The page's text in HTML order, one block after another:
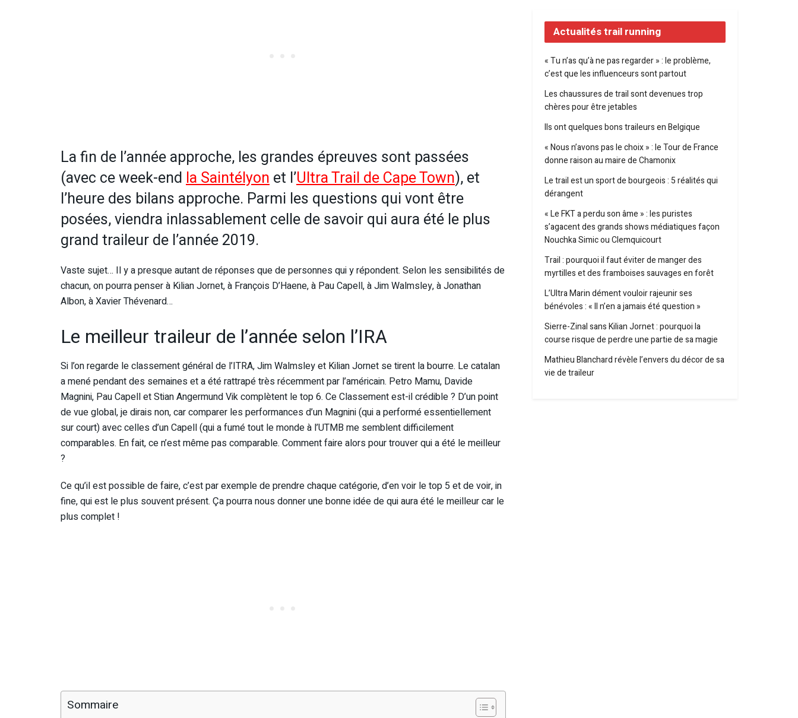
La fin de l’année approche, les grandes épreuves sont passées
(avec ce week-endla Saintélyonet l’Ultra Trail de Cape Town), et
l’heure des bilans approche. Parmi les questions qui vont être
posées, viendra inlassablement celle de savoir qui aura été le plus
grand traileur de l’année 2019.
Vaste sujet… Il y a presque autant de réponses que de personnes qui y répondent. Selon les sensibilités de
chacun, on pourra penser à Kilian Jornet, à François D’Haene, à Pau Capell, à Jim Walmsley, à Jonathan
Albon, à Xavier Thévenard…
Le meilleur traileur de l’année selon l’IRA
Si l’on regarde le classement général de l’ITRA, Jim Walmsley et Kilian Jornet se tirent la bourre. Le catalan
a mené pendant des semaines et a été rattrapé très récemment par l’américain. Petro Mamu, Davide
Magnini, Pau Capell et Stian Angermund Vik complètent le top 6. Ce Classement est-il crédible ? D’un point
de vue global, je dirais non, car comparer les performances d’un Magnini (qui a performé essentiellement
sur court) avec celles d’un Capell (qui a fumé tout le monde à l’UTMB me semblent difficilement
comparables. En fait, ce n’est même pas comparable. Comment faire alors pour trouver qui a été le meilleur
?
Ce qu’il est possible de faire, c’est par exemple de prendre chaque catégorie, d’en voir le top 5 et de voir, in
fine, qui est le plus souvent présent. Ça pourra nous donner une bonne idée de qui aura été le meilleur car le
plus complet !
Sommaire
Actualités trail running
« Tu n’as qu’à ne pas regarder » : le problème,
c’est que les influenceurs sont partout
Les chaussures de trail sont devenues trop
chères pour être jetables
Ils ont quelques bons traileurs en Belgique
« Nous n’avons pas le choix » : le Tour de France
donne raison au maire de Chamonix
Le trail est un sport de bourgeois : 5 réalités qui
dérangent
« Le FKT a perdu son âme » : les puristes
s’agacent des grands shows médiatiques façon
Nouchka Simic ou Clemquicourt
Trail : pourquoi il faut éviter de manger des
myrtilles et des framboises sauvages en forêt
L’Ultra Marin dément vouloir rajeunir ses
bénévoles : « Il n’en a jamais été question »
Sierre-Zinal sans Kilian Jornet : pourquoi la
course risque de perdre une partie de sa magie
Mathieu Blanchard révèle l’envers du décor de sa
vie de traileur